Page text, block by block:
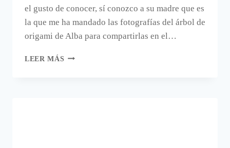
el gusto de conocer, sí conozco a su madre que es
la que me ha mandado las fotografías del árbol de
origami de Alba para compartirlas en el…
LEER MÁS EL